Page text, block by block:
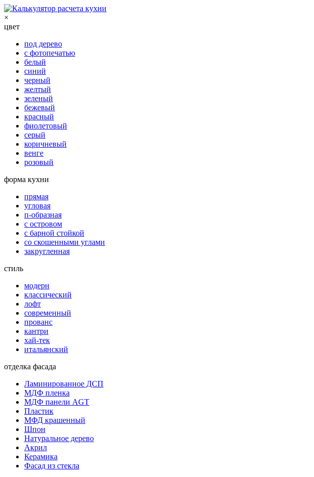
×
цвет
под дерево
с фотопечатью
белый
синий
черный
желтый
зеленый
бежевый
красный
фиолетовый
серый
коричневый
венге
розовый
форма кухни
прямая
угловая
п-образная
с островом
с барной стойкой
со скошенными углами
закругленная
стиль
модерн
классический
лофт
современный
прованс
кантри
хай-тек
итальянский
отделка фасада
Ламинированное ДСП
МДФ пленка
МДФ панели AGT
Пластик
МФД крашенный
Шпон
Натуральное дерево
Акрил
Керамика
Фасад из стекла